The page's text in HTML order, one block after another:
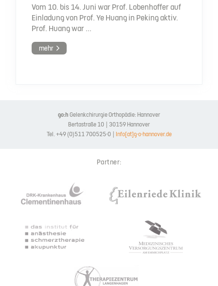
Vom 10. bis 14. Juni war Prof. Lobenhoffer auf
Einladung von Prof. Ye Huang in Peking aktiv.
Prof. Huang war ...
mehr
go:h Gelenkchirurgie Orthopädie: Hannover
Bertastraße 10 | 30159 Hannover
Tel. +49 (0)511 700525-0 | Info[at]g-o-hannover.de
Partner: